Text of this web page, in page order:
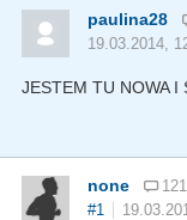
paulina28
19.03.2014,
JESTEM TU NOWA I
none
121
#1